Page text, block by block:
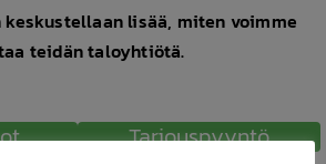
lisää, miten voimme
teidän taloyhtiötä.
Tarjouspyyntö